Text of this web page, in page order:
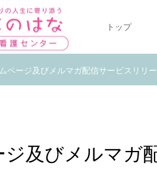
トップ
ページ及びメルマガ配信サービスリリー
及びメルマガ